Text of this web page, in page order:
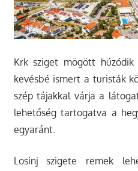
Krk sziget mögött
kevésbé ismert a turisták
szép tájakkal várja a
lehetőség tartogatva a
egyaránt.
Losinj szigete remek